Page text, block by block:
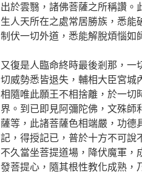
出於雲翳，諸佛菩薩之所稱讚
生人天所在之處常居勝族，悉
制伏一切外道，悉能解脫煩惱如
又復是人臨命終時最後剎那，
切威勢悉皆退失，輔相大臣宮城
相隨唯此願王不相捨離，於一
界。到已即見阿彌陀佛，文殊
薩等，此諸菩薩色相端嚴，功
記，得授記已，普於十方不可說
不久當坐菩提道場，降伏魔軍
發菩提心，隨其根性教化成熟，